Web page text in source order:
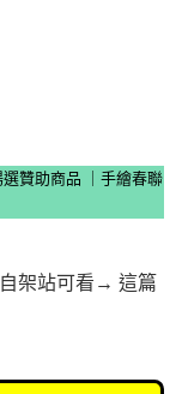
選贊助商品
手繪春聯
架站可看→ 這篇